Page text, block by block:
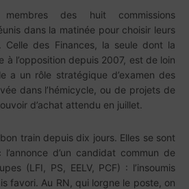
des huit commissions
dans la matinée pour choisir leurs
Celle des Finances, la seule dont la
à l’opposition depuis 2007, est de loin
a un rôle stratégique d’examen des
dans l’hémicycle, ou de projets de
d’achat attendu en juillet.
train depuis dix jours. Elles se sont
d’un candidat commun de
(LFI, PS, EELV, PCF) : l’insoumis
favori. Au RN, qui lorgne le poste, on